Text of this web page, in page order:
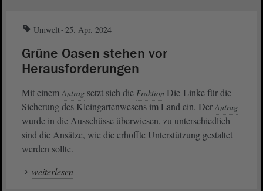
Umwelt 25. Apr. 2024
Grüne Oasen stehen vor
Herausforderungen
Mit einem Antrag setzt sich die Fraktion Die Linke für die
Sicherung des Kleingartenwesens im Land ein. Der Antrag
wurde in die Ausschüsse überwiesen, zu unterschiedlich
sind die Ansätze, wie die erhoffte Unterstützung gestaltet
werden sollte.
weiterlesen